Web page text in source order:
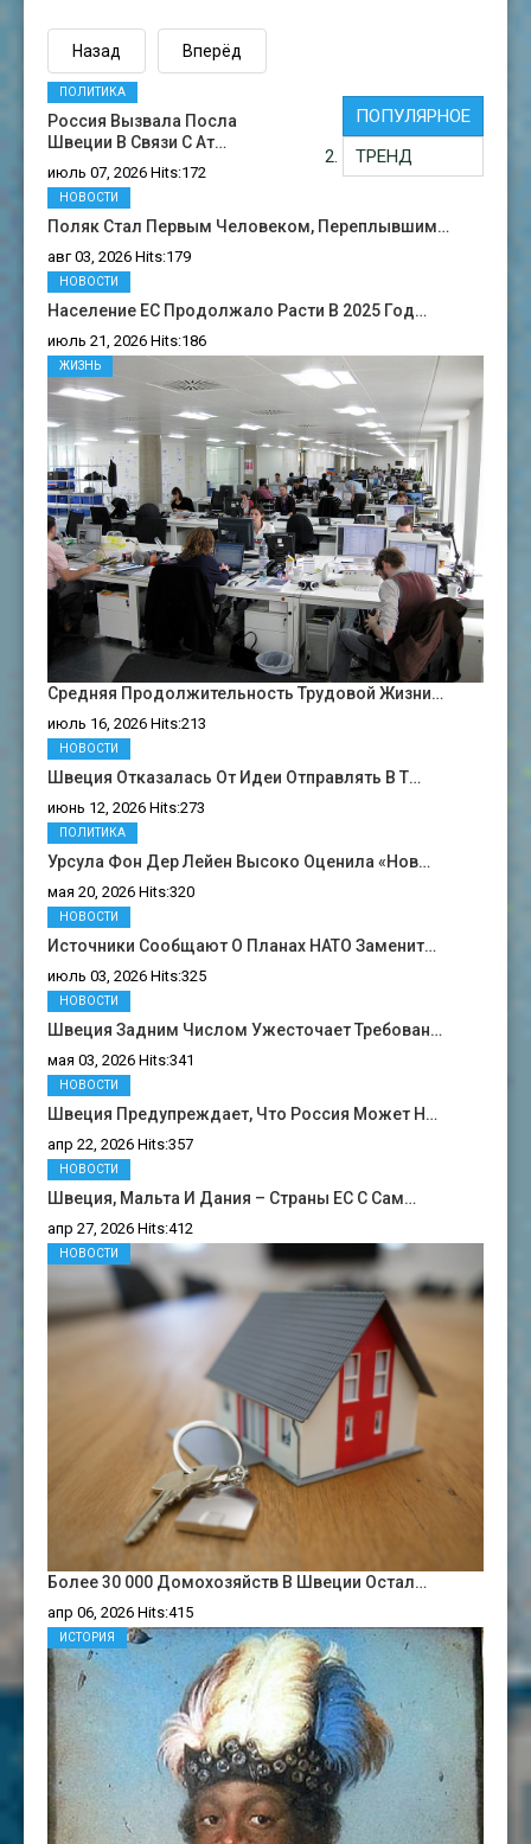
Назад Вперёд
ПОПУЛЯРНОЕ
ТРЕНД
Россия Вызвала Посла
Швеции В Связи С Ат…
июль 07, 2026 Hits:172
ПОЛИТИКА
Поляк Стал Первым Человеком, Переплывшим…
авг 03, 2026 Hits:179
НОВОСТИ
Население ЕС Продолжало Расти В 2025 Год…
июль 21, 2026 Hits:186
НОВОСТИ
Средняя Продолжительность Трудовой Жизни…
июль 16, 2026 Hits:213
ЖИЗНЬ
Швеция Отказалась От Идеи Отправлять В Т…
июнь 12, 2026 Hits:273
НОВОСТИ
Урсула Фон Дер Лейен Высоко Оценила «нов…
мая 20, 2026 Hits:320
ПОЛИТИКА
Источники Сообщают О Планах НАТО Заменит…
июль 03, 2026 Hits:325
НОВОСТИ
Швеция Задним Числом Ужесточает Требован…
мая 03, 2026 Hits:341
НОВОСТИ
Швеция Предупреждает, Что Россия Может Н…
апр 22, 2026 Hits:357
НОВОСТИ
Швеция, Мальта И Дания – Страны ЕС С Сам…
апр 27, 2026 Hits:412
НОВОСТИ
Более 30 000 Домохозяйств В Швеции Остал…
апр 06, 2026 Hits:415
НОВОСТИ
ИСТОРИЯ